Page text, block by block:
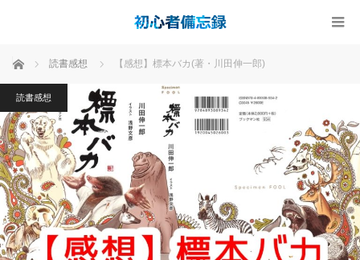
ホーム 読書感想 【感想】標本バカ(著・川田伸一郎)
読書感想